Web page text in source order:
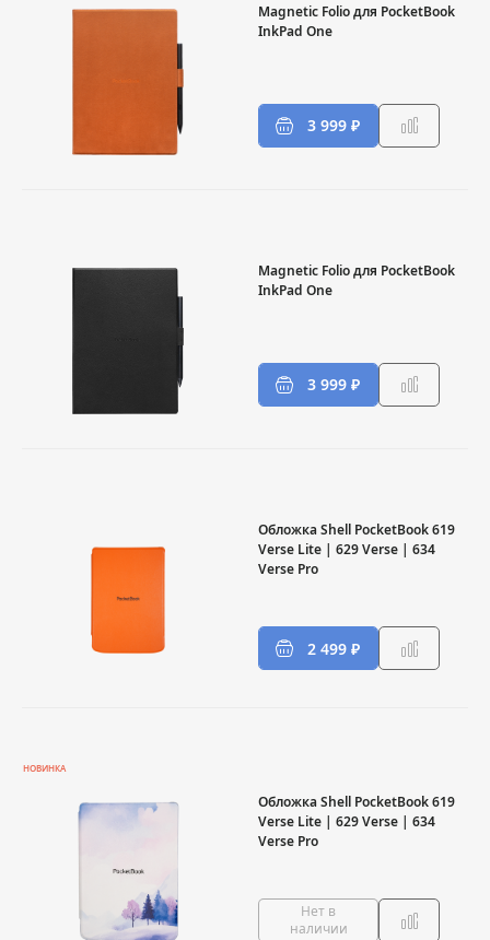
Magnetic Folio для PocketBook
InkPad One
3 999 ₽
Magnetic Folio для PocketBook
InkPad One
3 999 ₽
Обложка Shell PocketBook 619
Verse Lite | 629 Verse | 634
Verse Pro
2 499 ₽
НОВИНКА
Обложка Shell PocketBook 619
Verse Lite | 629 Verse | 634
Verse Pro
Нет в
наличии